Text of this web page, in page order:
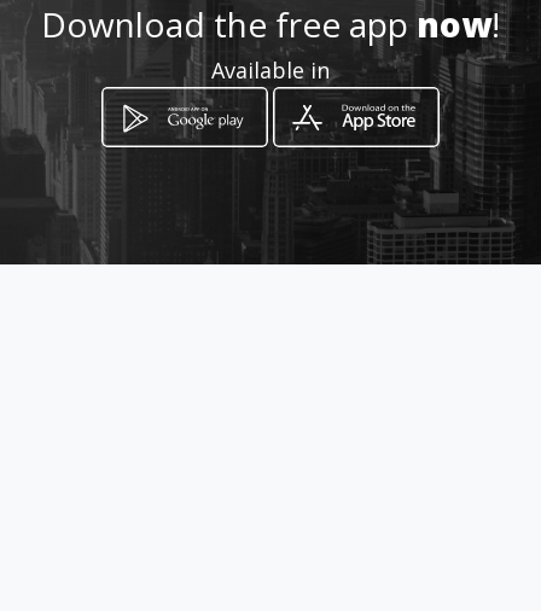
Miguel Velez 4-64 y Mariscal
Cuenca, Azuay
Download the free appnow!
Available in